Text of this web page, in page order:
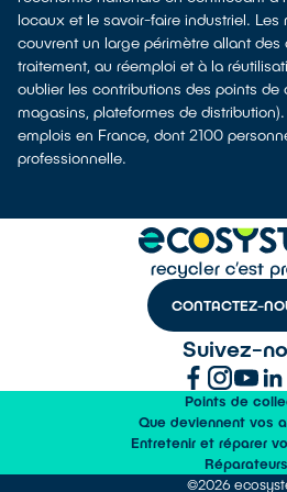
locaux et le savoir-faire industriel. Les
couvrent un large périmètre allant
traitement, au réemploi et à la
oublier les contributions des points de
magasins, plateformes de
emplois en France, dont 2100
professionnelle.
CONTACTEZ-
Suivez-
Points de
Que deviennent vos
Entretenir et réparer
Réparateurs
©2026